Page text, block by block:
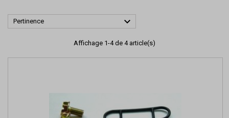
Pertinence 
Affichage 1-4 de 4 article(s)